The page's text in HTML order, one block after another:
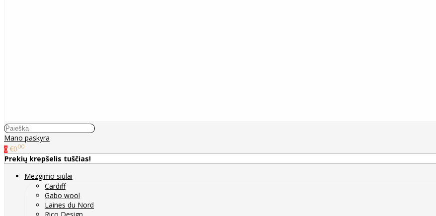
Mano paskyra
0 €000
Prekių krepšelis tuščias!
Mezgimo siūlai
Cardiff
Gabo wool
Laines du Nord
Rico Design